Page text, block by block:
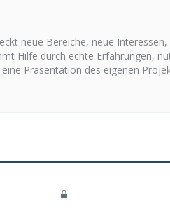
neue Bereiche, neue
Hilfe durch echte Erfahrungen,
Präsentation des eigenen